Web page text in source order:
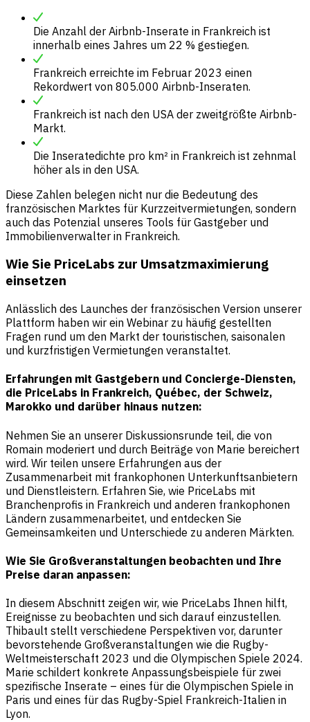
Die Anzahl der Airbnb-Inserate in Frankreich ist
innerhalb eines Jahres um 22 % gestiegen.
Frankreich erreichte im Februar 2023 einen
Rekordwert von 805.000 Airbnb-Inseraten.
Frankreich ist nach den USA der zweitgrößte Airbnb-
Markt.
Die Inseratedichte pro km² in Frankreich ist zehnmal
höher als in den USA.
Diese Zahlen belegen nicht nur die Bedeutung des
französischen Marktes für Kurzzeitvermietungen, sondern
auch das Potenzial unseres Tools für Gastgeber und
Immobilienverwalter in Frankreich.
Wie Sie PriceLabs zur Umsatzmaximierung
einsetzen
Anlässlich des Launches der französischen Version unserer
Plattform haben wir ein Webinar zu häufig gestellten
Fragen rund um den Markt der touristischen, saisonalen
und kurzfristigen Vermietungen veranstaltet.
Erfahrungen mit Gastgebern und Concierge-Diensten,
die PriceLabs in Frankreich, Québec, der Schweiz,
Marokko und darüber hinaus nutzen:
Nehmen Sie an unserer Diskussionsrunde teil, die von
Romain moderiert und durch Beiträge von Marie bereichert
wird. Wir teilen unsere Erfahrungen aus der
Zusammenarbeit mit frankophonen Unterkunftsanbietern
und Dienstleistern. Erfahren Sie, wie PriceLabs mit
Branchenprofis in Frankreich und anderen frankophonen
Ländern zusammenarbeitet, und entdecken Sie
Gemeinsamkeiten und Unterschiede zu anderen Märkten.
Wie Sie Großveranstaltungen beobachten und Ihre
Preise daran anpassen:
In diesem Abschnitt zeigen wir, wie PriceLabs Ihnen hilft,
Ereignisse zu beobachten und sich darauf einzustellen.
Thibault stellt verschiedene Perspektiven vor, darunter
bevorstehende Großveranstaltungen wie die Rugby-
Weltmeisterschaft 2023 und die Olympischen Spiele 2024.
Marie schildert konkrete Anpassungsbeispiele für zwei
spezifische Inserate – eines für die Olympischen Spiele in
Paris und eines für das Rugby-Spiel Frankreich-Italien in
Lyon.